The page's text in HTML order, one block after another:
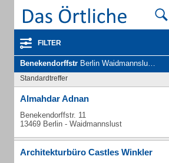
FILTER
Benekendorffstr Berlin Waidmannslust - Unternehmen und Personen
Standardtreffer
Almahdar Adnan
Benekendorffstr. 11
13469 Berlin - Waidmannslust
Architekturbüro Castles Winkler